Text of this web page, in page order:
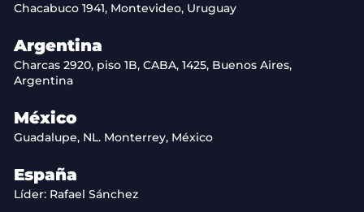
Chacabuco 1941, Montevideo, Uruguay
Argentina
Charcas 2920, piso 1B, CABA, 1425, Buenos Aires,
Argentina
México
Guadalupe, NL. Monterrey, México
España
Líder: Rafael Sánchez